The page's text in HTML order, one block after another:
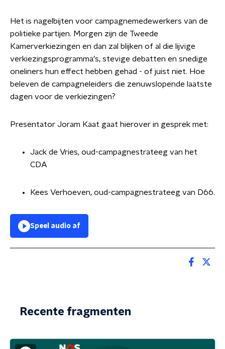
Het is nagelbijten voor campagnemedewerkers van de
politieke partijen. Morgen zijn de Tweede
Kamerverkiezingen en dan zal blijken of al die lijvige
verkiezingsprogramma's, stevige debatten en snedige
oneliners hun effect hebben gehad - of juist niet. Hoe
beleven de campagneleiders die zenuwslopende laatste
dagen voor de verkiezingen?
Presentator Joram Kaat gaat hierover in gesprek met:
Jack de Vries, oud-campagnestrateeg van het
CDA
Kees Verhoeven, oud-campagnestrateeg van D66.
Speel audio af
Recente fragmenten